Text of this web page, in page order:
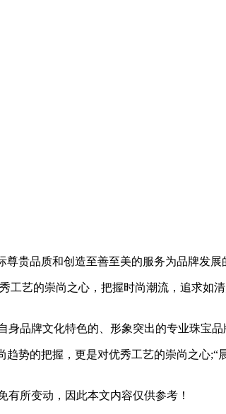
贵品质和创造至善至美的服务为品牌发
工艺的崇尚之心，把握时尚潮流，追求如
品牌文化特色的、形象突出的专业珠宝
势的把握，更是对优秀工艺的崇尚之心
有所变动，因此本文内容仅供参考！